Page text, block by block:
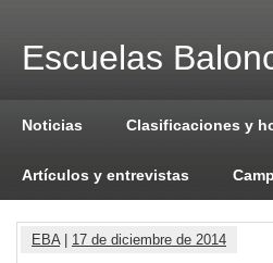
Escuelas
Noticias Clasificaciones y
Artículos y entrevistas
EBA| 17 de diciembre de 2014